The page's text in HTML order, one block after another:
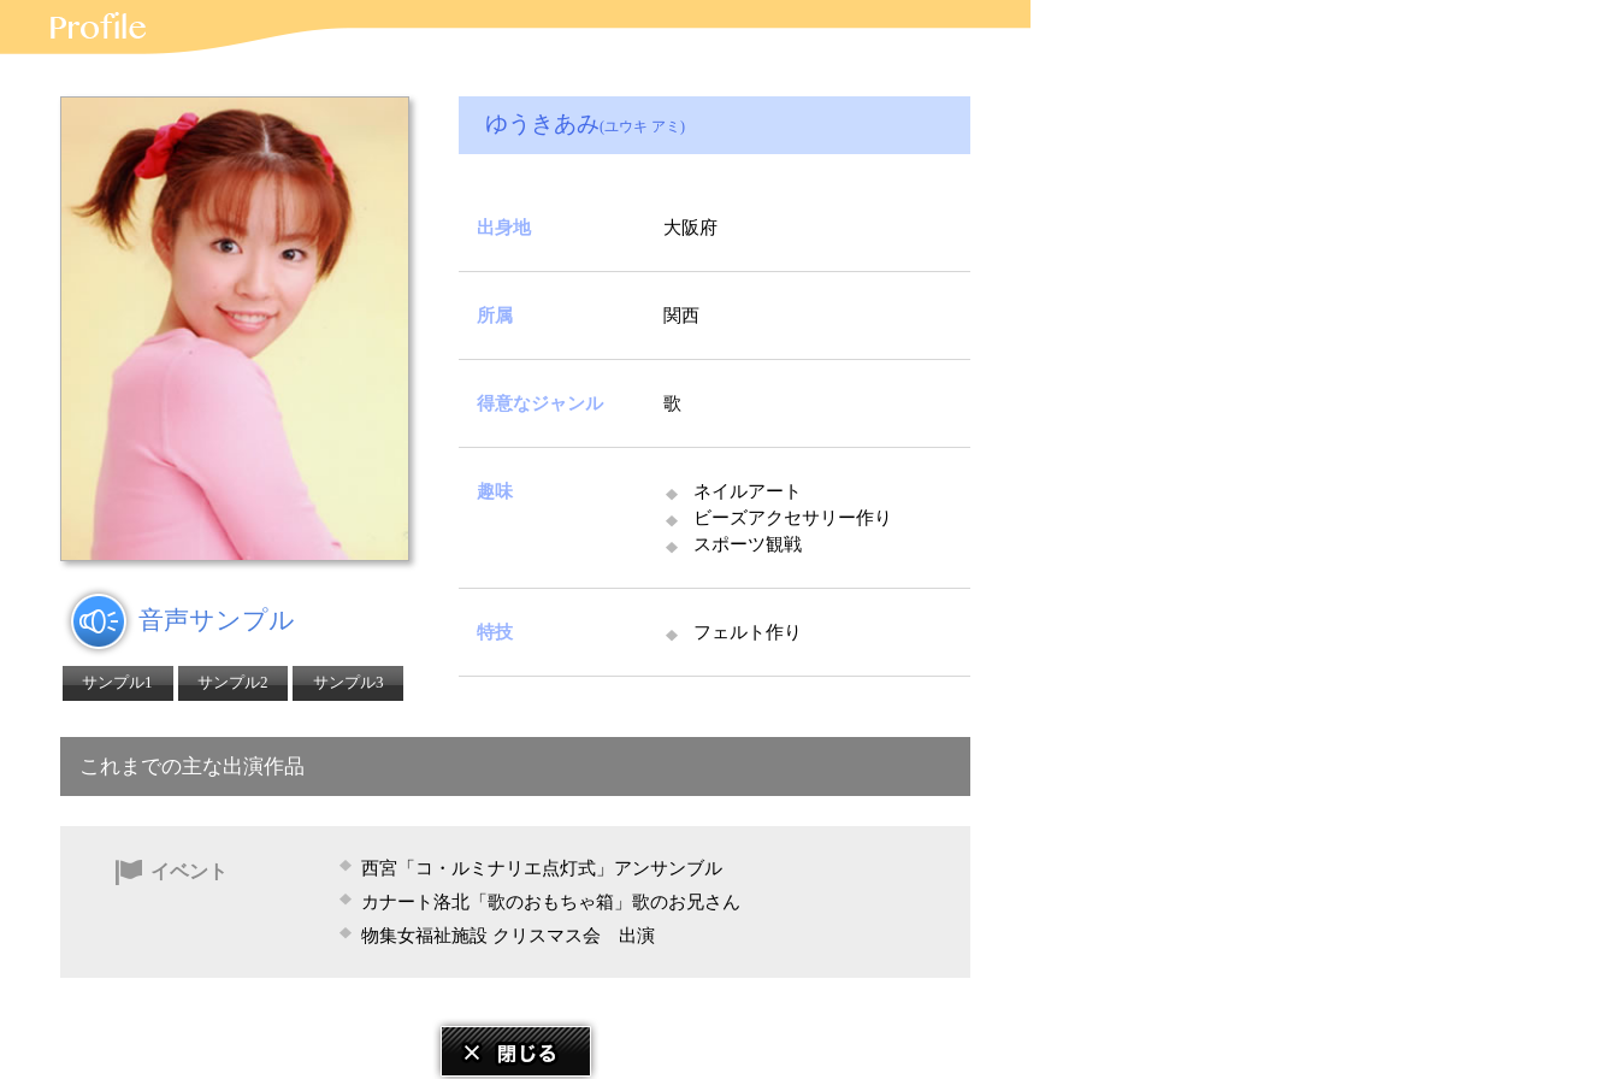
音声サンプル
サンプル1 サンプル2 サンプル3
ゆうきあみ(ユウキ アミ)
出身地 大阪府
所属 関西
得意なジャンル 歌
趣味
ネイルアート
ビーズアクセサリー作り
スポーツ観戦
特技 フェルト作り
これまでの主な出演作品
イベント
西宮「コ・ルミナリエ点灯式」アンサンブル
カナート洛北「歌のおもちゃ箱」歌のお兄さん
物集女福祉施設 クリスマス会 出演